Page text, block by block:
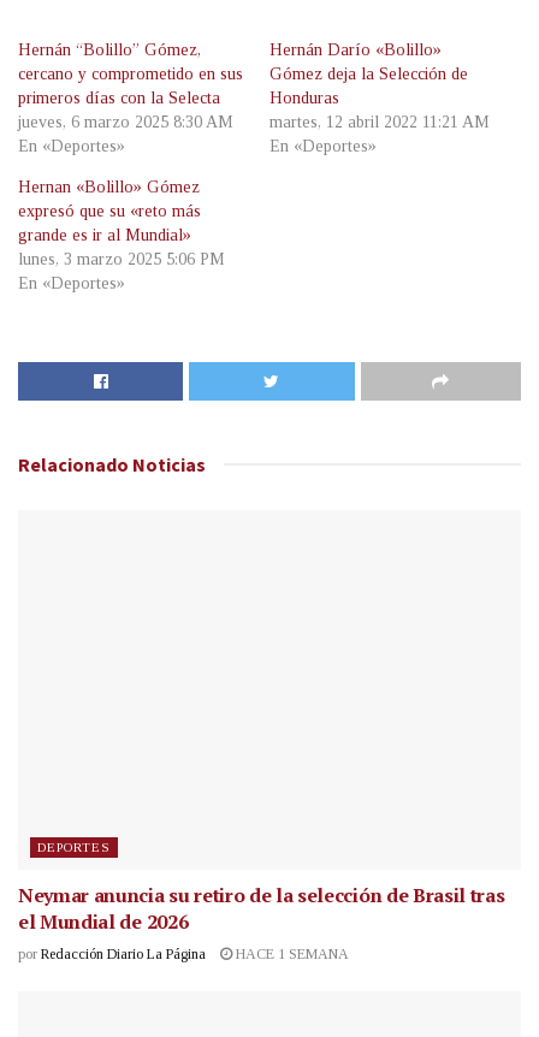
Hernán “Bolillo” Gómez,
cercano y comprometido en sus
primeros días con la Selecta
jueves, 6 marzo 2025 8:30 AM
En «Deportes»
Hernán Darío «Bolillo»
Gómez deja la Selección de
Honduras
martes, 12 abril 2022 11:21 AM
En «Deportes»
Hernan «Bolillo» Gómez
expresó que su «reto más
grande es ir al Mundial»
lunes, 3 marzo 2025 5:06 PM
En «Deportes»
Relacionado Noticias
DEPORTES
Neymar anuncia su retiro de la selección de Brasil tras
el Mundial de 2026
por Redacción Diario La Página HACE 1 SEMANA